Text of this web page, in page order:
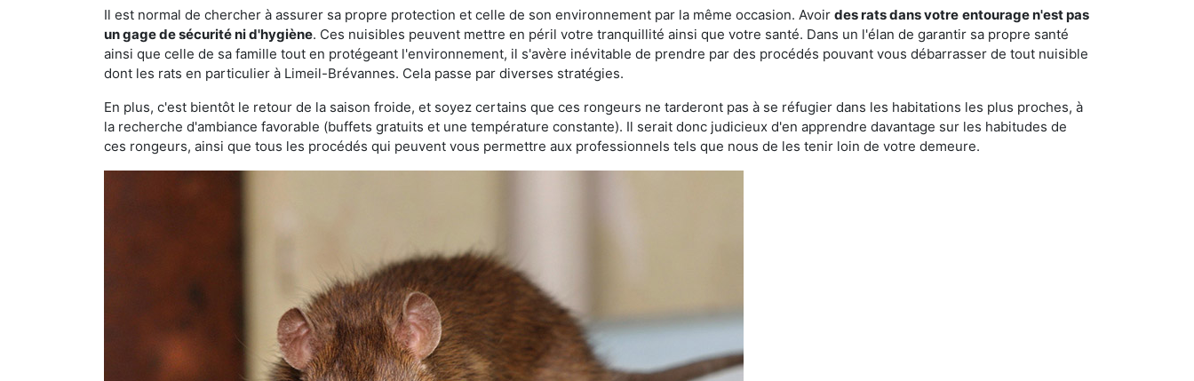
Il est normal de chercher à assurer sa propre protection et celle de son environnement par la même occasion. Avoir des rats dans votre entourage n'est pas
un gage de sécurité ni d'hygiène. Ces nuisibles peuvent mettre en péril votre tranquillité ainsi que votre santé. Dans un l'élan de garantir sa propre santé
ainsi que celle de sa famille tout en protégeant l'environnement, il s'avère inévitable de prendre par des procédés pouvant vous débarrasser de tout nuisible
dont les rats en particulier à Limeil-Brévannes. Cela passe par diverses stratégies.
En plus, c'est bientôt le retour de la saison froide, et soyez certains que ces rongeurs ne tarderont pas à se réfugier dans les habitations les plus proches, à
la recherche d'ambiance favorable (buffets gratuits et une température constante). Il serait donc judicieux d'en apprendre davantage sur les habitudes de
ces rongeurs, ainsi que tous les procédés qui peuvent vous permettre aux professionnels tels que nous de les tenir loin de votre demeure.